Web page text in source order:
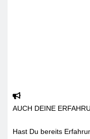
AUCH DEINE
Hast Du bereits